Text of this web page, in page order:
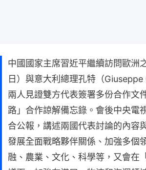
中國國家主席習近平繼續訪問歐洲
日）與意大利總理孔特（Giuseppe
兩人見證雙方代表簽署多份合作文
路」合作諒解備忘錄。會後中央電
合公報，講述兩國代表討論的內容
發展全面戰略夥伴關係、加強多個
融、農業、文化、科學等，又會在